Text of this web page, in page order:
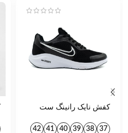
کفش نایک رانینگ ست
37
38
39
40
41
42